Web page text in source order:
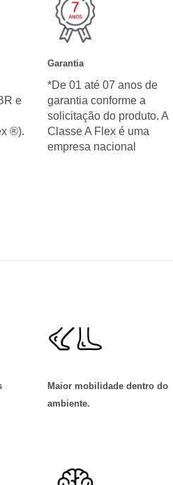
e
®).
Garantia
*De 01 até 07 anos de
garantia conforme a
solicitação do produto. A
Classe A Flex é uma
empresa nacional
Maior mobilidade dentro do
ambiente.